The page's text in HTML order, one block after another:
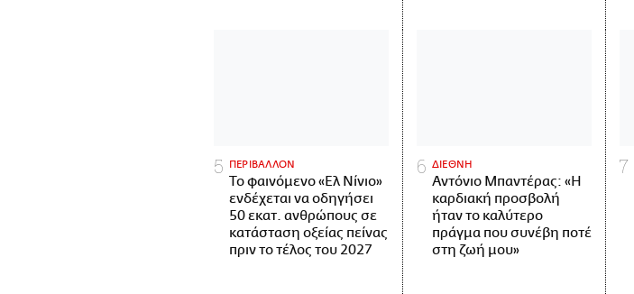
ΠΕΡΙΒΑΛΛΟΝ
Το φαινόμενο «Ελ Νίνιο»
ενδέχεται να οδηγήσει
50 εκατ. ανθρώπους σε
κατάσταση οξείας πείνας
πριν το τέλος του 2027
ΔΙΕΘΝΗ
Αντόνιο Μπαντέρας: «Η
καρδιακή προσβολή
ήταν το καλύτερο
πράγμα που συνέβη ποτέ
στη ζωή μου»